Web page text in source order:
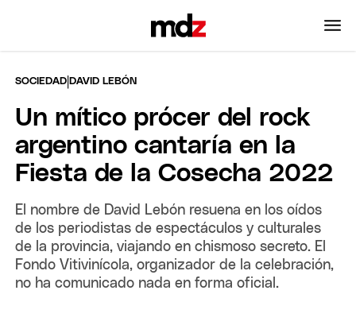
SOCIEDAD |DAVID LEBÓN
Un mítico prócer del rock
argentino cantaría en la
Fiesta de la Cosecha 2022
El nombre de David Lebón resuena en los oídos
de los periodistas de espectáculos y culturales
de la provincia, viajando en chismoso secreto. El
Fondo Vitivinícola, organizador de la celebración,
no ha comunicado nada en forma oficial.